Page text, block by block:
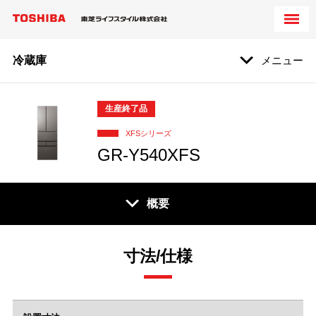
冷蔵庫 メニュー
生産終了品
XFSシリーズ
GR-Y540XFS
概要
寸法/仕様